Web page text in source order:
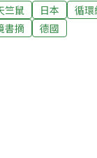
令人驚訝。包括
不約而同的脫口
牛乳改善國民體
現象顯示，日本
近因此在營養學
竺鼠 日本
循環
書摘 德國